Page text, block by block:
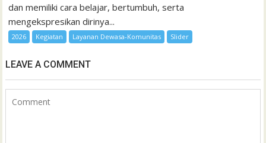
dan memiliki cara belajar, bertumbuh, serta
mengekspresikan dirinya...
2026 Kegiatan Layanan Dewasa-Komunitas Slider
LEAVE A COMMENT